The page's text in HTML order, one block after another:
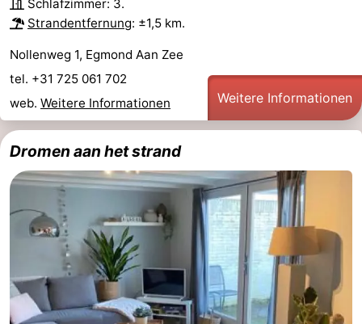
Schlafzimmer: 3.
Strandentfernung: ±1,5 km.
Nollenweg 1, Egmond Aan Zee
tel. +31 725 061 702
web. Weitere Informationen Weitere Informationen
Dromen aan het strand